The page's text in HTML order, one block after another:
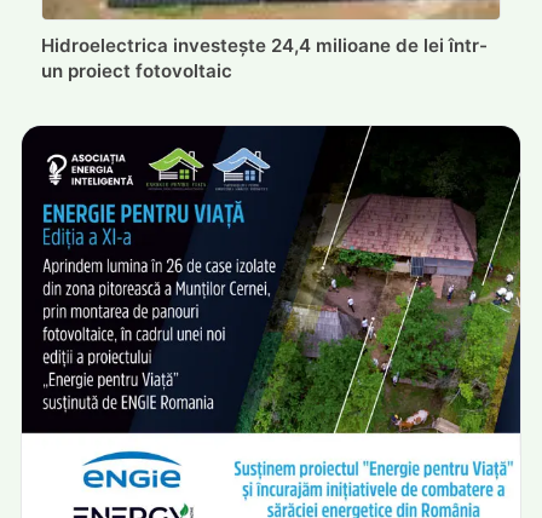
Hidroelectrica investește 24,4 milioane de lei într-
un proiect fotovoltaic